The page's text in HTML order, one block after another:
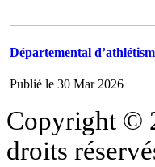
Départemental
Publié le 30 Mar 2026
Copyright ©
droits